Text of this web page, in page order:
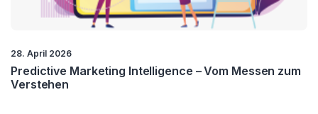
28. April 2026
Predictive Marketing Intelligence – Vom Messen zum
Verstehen